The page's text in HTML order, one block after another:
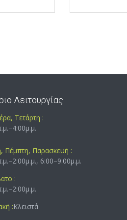
Λειτουργίας
Τετάρτη :
Πέμπτη, Παρασκευή :
6:00–9:00μ.μ.
:
:Κλειστά